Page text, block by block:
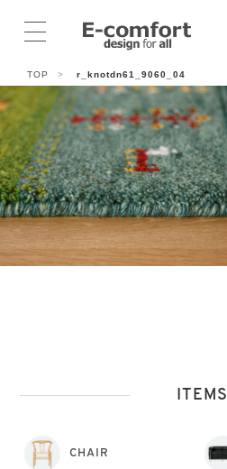
TOP > r_knotdn61_9060_04
ITEMS
CHAIR